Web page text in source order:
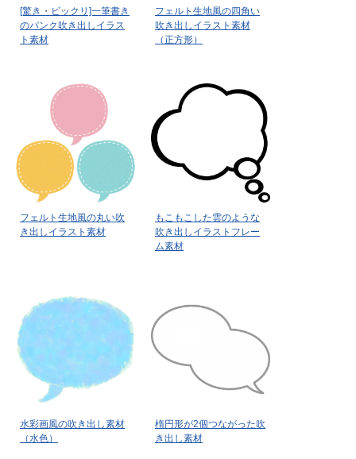
[驚き・ビックリ]一筆書き
のパンク吹き出しイラス
ト素材
フェルト生地風の四角い
吹き出しイラスト素材
（正方形）
フェルト生地風の丸い吹
き出しイラスト素材
もこもこした雲のような
吹き出しイラストフレー
ム素材
水彩画風の吹き出し素材
（水色）
楕円形が2個つながった吹
き出し素材